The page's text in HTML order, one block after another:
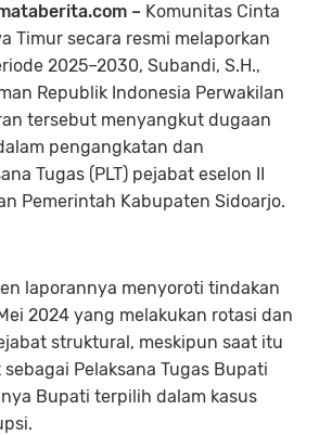
– Komunitas Cinta
Timur secara resmi melaporkan
2025–2030, Subandi, S.H.,
Republik Indonesia Perwakilan
tersebut menyangkut dugaan
pengangkatan dan
Tugas (PLT) pejabat eselon II
Pemerintah Kabupaten Sidoarjo.
laporannya menyoroti tindakan
2024 yang melakukan rotasi dan
struktural, meskipun saat itu
Pelaksana Tugas Bupati
Bupati terpilih dalam kasus